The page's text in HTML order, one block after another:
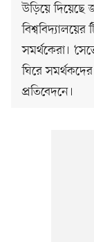
উড়িয়ে দিয়েছে
বিশ্ববিদ্যালয়ের
সমর্থকেরা।
ঘিরে
প্রতিবেদনে।